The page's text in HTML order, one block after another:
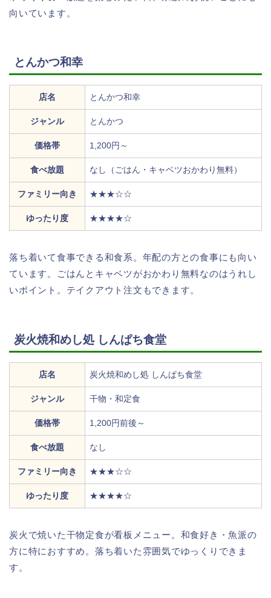
向いています。
とんかつ和幸
店名 とんかつ和幸
ジャンル とんかつ
価格帯 1,200円～
食べ放題 なし（ごはん・キャベツおかわり無料）
ファミリー向き ★★★☆☆
ゆったり度 ★★★★☆
落ち着いて食事できる和食系。年配の方との食事にも向い
ています。ごはんとキャベツがおかわり無料なのはうれし
いポイント。テイクアウト注文もできます。
炭火焼和めし処 しんぱち食堂
店名 炭火焼和めし処 しんぱち食堂
ジャンル 干物・和定食
価格帯 1,200円前後～
食べ放題 なし
ファミリー向き ★★★☆☆
ゆったり度 ★★★★☆
炭火で焼いた干物定食が看板メニュー。和食好き・魚派の
方に特におすすめ。落ち着いた雰囲気でゆっくりできま
す。